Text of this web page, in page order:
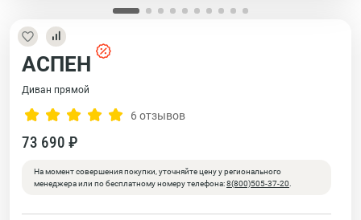
АСПЕН
Диван прямой
6 отзывов
73 690 ₽
На момент совершения покупки, уточняйте цену у регионального
менеджера или по бесплатному номеру телефона:8(800)505-37-20